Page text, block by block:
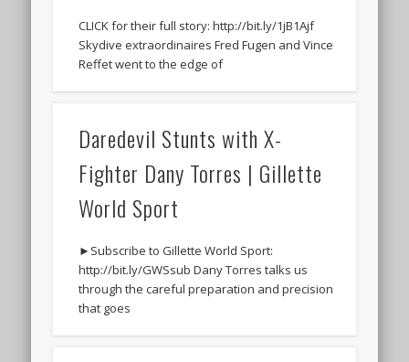
CLICK for their full story: http://bit.ly/1jB1Ajf
Skydive extraordinaires Fred Fugen and Vince
Reffet went to the edge of
Daredevil Stunts with X-
Fighter Dany Torres | Gillette
World Sport
►Subscribe to Gillette World Sport:
http://bit.ly/GWSsub Dany Torres talks us
through the careful preparation and precision
that goes